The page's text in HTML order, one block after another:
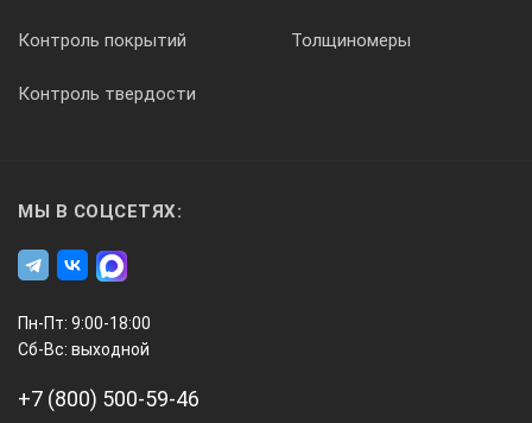
Контроль покрытий Толщиномеры
Контроль твердости
МЫ В СОЦСЕТЯХ:
Пн-Пт: 9:00-18:00
Сб-Вс: выходной
+7 (800) 500-59-46